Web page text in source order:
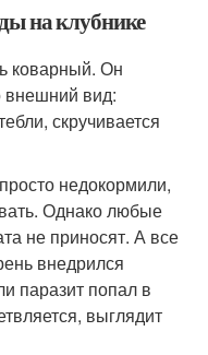
на клубнике
коварный. Он
внешний вид:
скручивается
недокормили,
Однако любые
не приносят. А все
внедрился
паразит попал в
выглядит